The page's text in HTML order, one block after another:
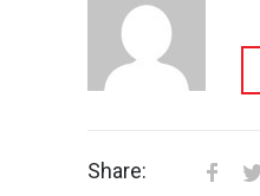
Share: